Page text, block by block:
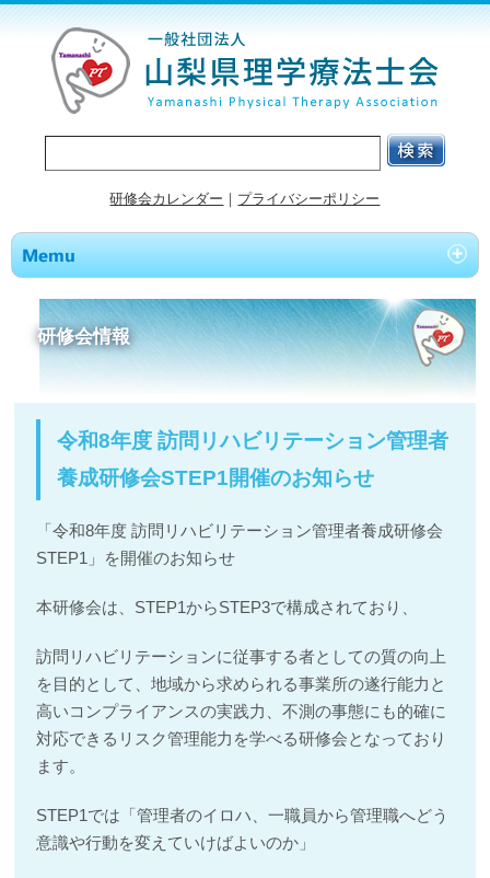
研修会カレンダー ｜ プライバシーポリシー
研修会情報
令和8年度 訪問リハビリテーション管理者
養成研修会STEP1開催のお知らせ
「令和8年度 訪問リハビリテーション管理者養成研修会
STEP1」を開催のお知らせ
本研修会は、STEP1からSTEP3で構成されており、
訪問リハビリテーションに従事する者としての質の向上
を目的として、地域から求められる事業所の遂行能力と
高いコンプライアンスの実践力、不測の事態にも的確に
対応できるリスク管理能力を学べる研修会となっており
ます。
STEP1では「管理者のイロハ、一職員から管理職へどう
意識や行動を変えていけばよいのか」